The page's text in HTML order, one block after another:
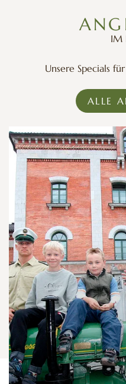
IM
Unsere Specials
ALLE